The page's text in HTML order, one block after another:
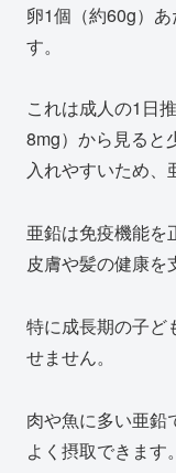
卵1個（約60g）
す。
これは成人の1日
8mg）から見ると
入れやすいため、
亜鉛は免疫機能を
皮膚や髪の健康を
特に成長期の子ど
せません。
肉や魚に多い亜鉛
よく摂取できます。